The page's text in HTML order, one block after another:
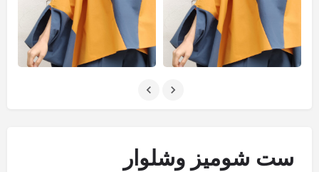
ست شومیز وشلوار